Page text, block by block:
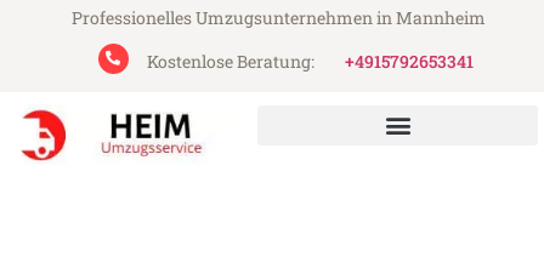
Professionelles Umzugsunternehmen in Mannheim
Kostenlose Beratung:
+4915792653341